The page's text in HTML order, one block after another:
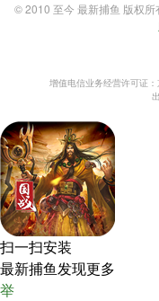
© 2010 至今 最新捕鱼 版权
增值电信业务经营许可证：
扫一扫安装
最新捕鱼发现更多
举